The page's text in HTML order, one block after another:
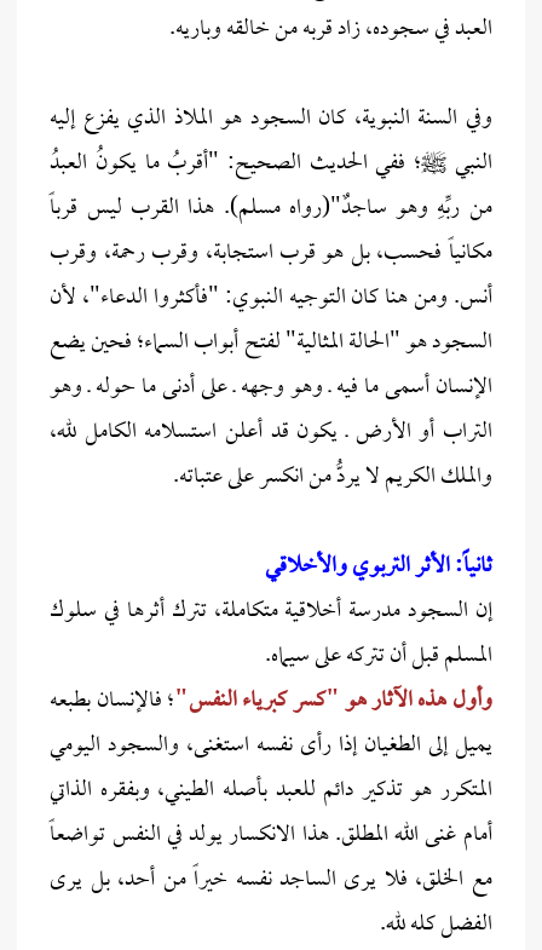
العبد في سجوده، زاد قربه من خالقه وباريه.
وفي السنة النبوية، كان السجود هو الملاذ الذي يفزع إليه
النبي ﷺ؛ ففي الحديث الصحيح: "أقربُ ما يكونُ العبدُ
من ربِّهِ وهو ساجدٌ"(رواه مسلم). هذا القرب ليس قرباً
مكانياً فحسب، بل هو قرب استجابة، وقرب رحمة، وقرب
أنس. ومن هنا كان التوجيه النبوي: "فأكثروا الدعاء"، لأن
السجود هو "الحالة المثالية" لفتح أبواب السماء؛ فحين يضع
الإنسان أسمى ما فيه ـ وهو وجهه ـ على أدنى ما حوله ـ وهو
التراب أو الأرض ـ يكون قد أعلن استسلامه الكامل لله،
والملك الكريم لا يردُّ من انكسر على عتباته.
ثانياً: الأثر التربوي والأخلاقي
إن السجود مدرسة أخلاقية متكاملة، تترك أثرها في سلوك
المسلم قبل أن تتركه على سيماه.
وأول هذه الآثار هو "كسر كبرياء النفس"؛ فالإنسان بطبعه
يميل إلى الطغيان إذا رأى نفسه استغنى، والسجود اليومي
المتكرر هو تذكير دائم للعبد بأصله الطيني، وبفقره الذاتي
أمام غنى الله المطلق. هذا الانكسار يولد في النفس تواضعاً
مع الخلق، فلا يرى الساجد نفسه خيراً من أحد، بل يرى
الفضل كله لله.